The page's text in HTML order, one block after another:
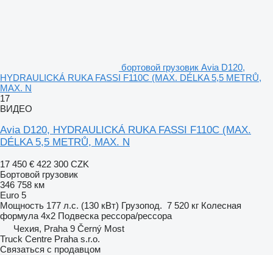
бортовой грузовик Avia D120,
HYDRAULICKÁ RUKA FASSI F110C (MAX. DÉLKA 5,5 METRŮ,
MAX. N
17
ВИДЕО
Avia D120, HYDRAULICKÁ RUKA FASSI F110C (MAX.
DÉLKA 5,5 METRŮ, MAX. N
17 450 € 422 300 CZK
Бортовой грузовик
346 758 км
Euro 5
Мощность 177 л.с. (130 кВт) Грузопод. 7 520 кг Колесная
формула 4x2 Подвеска рессора/рессора
Чехия, Praha 9 Černý Most
Truck Centre Praha s.r.o.
Связаться с продавцом